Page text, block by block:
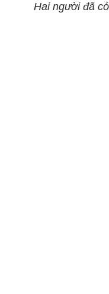
Hai người đã